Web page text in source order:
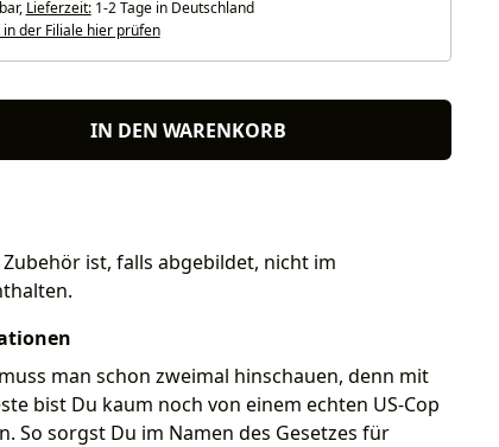
Lieferzeit:1-2 Tage in Deutschland
der Filiale hier prüfen
IN DEN WARENKORB
ist, falls abgebildet, nicht im
man schon zweimal hinschauen, denn mit
bist Du kaum noch von einem echten US-Cop
So sorgst Du im Namen des Gesetzes für